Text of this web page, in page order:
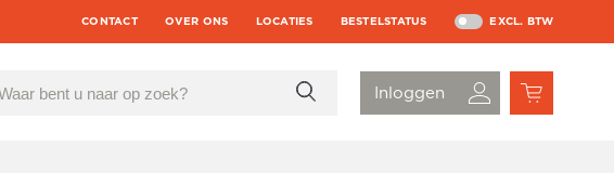
CONTACT OVER ONS LOCATIES BESTELSTATUS EXCL. BTW